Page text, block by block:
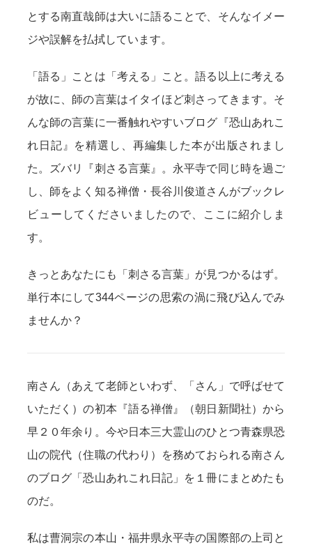
とする南直哉師は大いに語ることで、そんなイメー
ジや誤解を払拭しています。
「語る」ことは「考える」こと。語る以上に考える
が故に、師の言葉はイタイほど刺さってきます。そ
んな師の言葉に一番触れやすいブログ『恐山あれこ
れ日記』を精選し、再編集した本が出版されまし
た。ズバリ『刺さる言葉』。永平寺で同じ時を過ご
し、師をよく知る禅僧・長谷川俊道さんがブックレ
ビューしてくださいましたので、ここに紹介しま
す。
きっとあなたにも「刺さる言葉」が見つかるはず。
単行本にして344ページの思索の渦に飛び込んでみ
ませんか？
南さん（あえて老師といわず、「さん」で呼ばせて
いただく）の初本『語る禅僧』（朝日新聞社）から
早２０年余り。今や日本三大霊山のひとつ青森県恐
山の院代（住職の代わり）を務めておられる南さん
のブログ「恐山あれこれ日記」を１冊にまとめたも
のだ。
私は曹洞宗の本山・福井県永平寺の国際部の上司と